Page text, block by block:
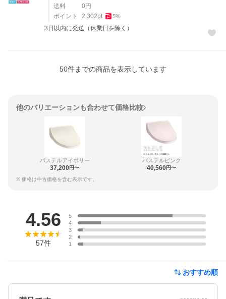
送料
0 円
ポイント
2,302pt 5%
3日以内に発送（休業日を除く）
50件までの商品を表示しています
他のバリエーションも合わせて価格比較
パステルアイボリー
37,200円〜
パステルピンク
40,560円〜
※ 価格は中古価格を含む表示です。
4.56
57件
5
4
3
2
1
おすすめ順